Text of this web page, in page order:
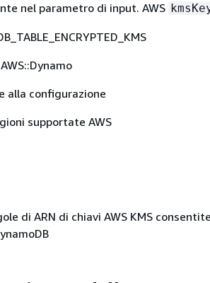
nel parametro di input. AWS
alla configurazione
supportate AWS
di ARN di chiavi AWS KMS